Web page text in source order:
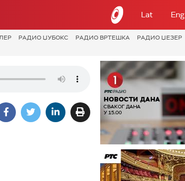
Lat Eng
РАДИО ЏУБОКС РАДИО ВРТЕШКА РАДИО ЏЕЗЕР